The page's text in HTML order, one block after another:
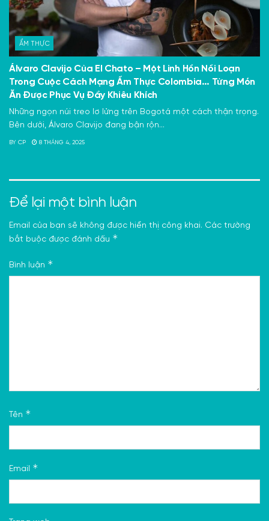
ẨM THỰC
Álvaro Clavijo Của El Chato – Một Linh Hồn Nổi Loạn
Trong Cuộc Cách Mạng Ẩm Thực Colombia… Từng Món
Ăn Được Phục Vụ Đầy Khiêu Khích
Những ngọn núi treo lơ lửng trên Bogotá một cách thận trọng.
Bên dưới, Álvaro Clavijo đang bận rộn...
BY CP 8 THÁNG 4, 2025
Để lại một bình luận
Email của bạn sẽ không được hiển thị công khai. Các trường
bắt buộc được đánh dấu *
Bình luận *
Tên *
Email *